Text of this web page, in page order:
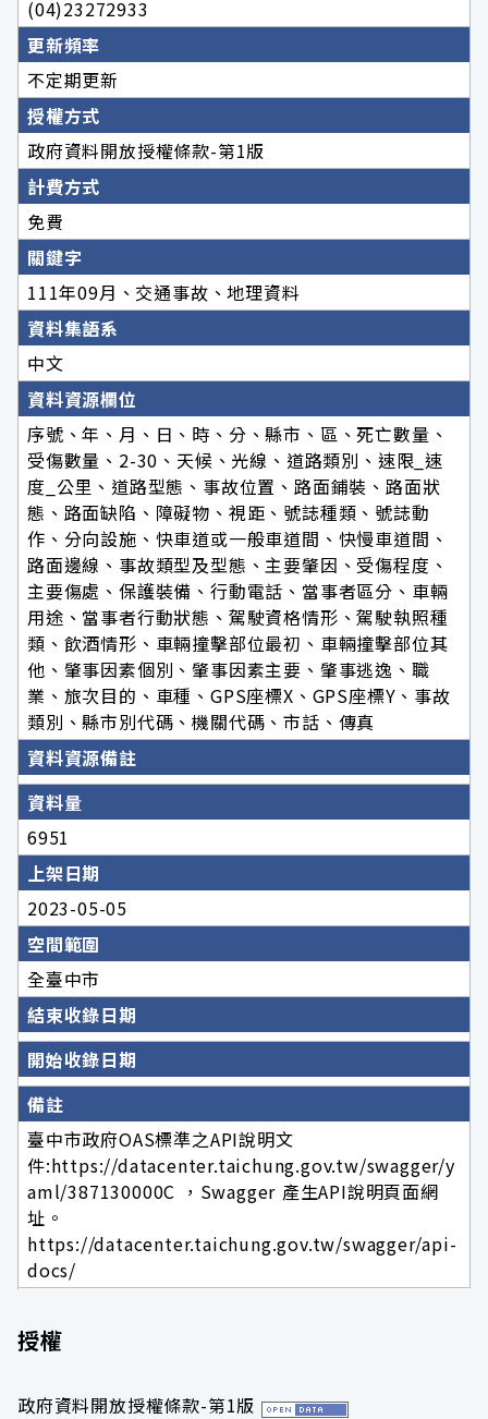
(04)23272933
更新頻率
不定期更新
授權方式
政府資料開放授權條款-第1版
計費方式
免費
關鍵字
111年09月、交通事故、地理資料
資料集語系
中文
資料資源欄位
序號、年、月、日、時、分、縣市、區、死亡數量、
受傷數量、2-30、天候、光線、道路類別、速限_速
度_公里、道路型態、事故位置、路面鋪裝、路面狀
態、路面缺陷、障礙物、視距、號誌種類、號誌動
作、分向設施、快車道或一般車道間、快慢車道間、
路面邊線、事故類型及型態、主要肇因、受傷程度、
主要傷處、保護裝備、行動電話、當事者區分、車輛
用途、當事者行動狀態、駕駛資格情形、駕駛執照種
類、飲酒情形、車輛撞擊部位最初、車輛撞擊部位其
他、肇事因素個別、肇事因素主要、肇事逃逸、職
業、旅次目的、車種、GPS座標X、GPS座標Y、事故
類別、縣市別代碼、機關代碼、市話、傳真
資料資源備註
資料量
6951
上架日期
2023-05-05
空間範圍
全臺中市
結束收錄日期
開始收錄日期
備註
臺中市政府OAS標準之API說明文
件:https://datacenter.taichung.gov.tw/swagger/y
aml/387130000C ，Swagger 產生API說明頁面網
址。
https://datacenter.taichung.gov.tw/swagger/api-
docs/
授權
政府資料開放授權條款-第1版